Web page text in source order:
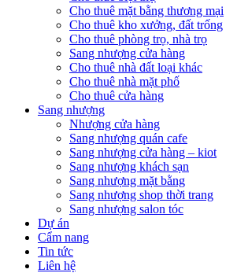
Cho thuê mặt bằng thương mại
Cho thuê kho xưởng, đất trống
Cho thuê phòng trọ, nhà trọ
Sang nhượng cửa hàng
Cho thuê nhà đất loại khác
Cho thuê nhà mặt phố
Cho thuê cửa hàng
Sang nhượng
Nhượng cửa hàng
Sang nhượng quán cafe
Sang nhượng cửa hàng – kiot
Sang nhượng khách sạn
Sang nhượng mặt bằng
Sang nhượng shop thời trang
Sang nhượng salon tóc
Dự án
Cẩm nang
Tin tức
Liên hệ